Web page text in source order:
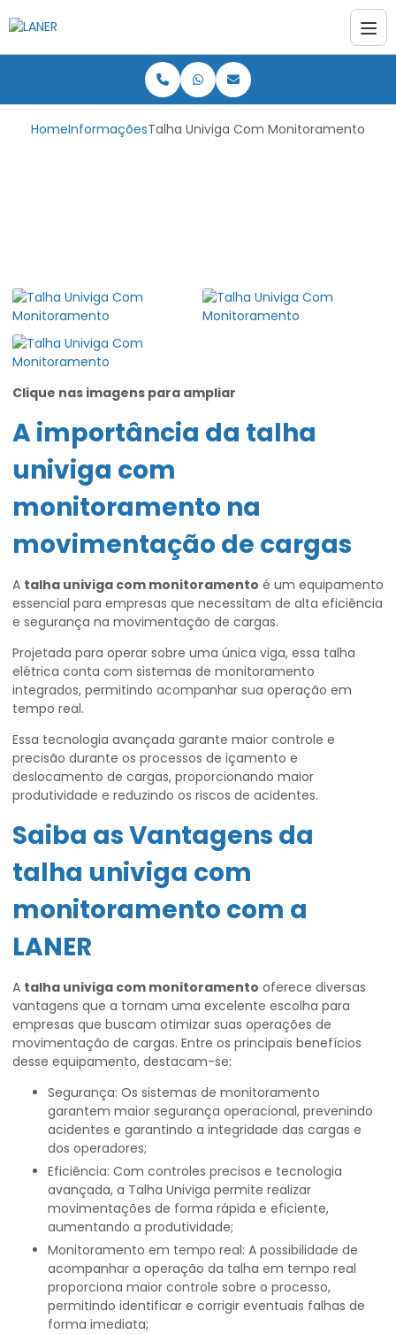
HomeInformaçõesTalha Univiga Com Monitoramento
Clique nas imagens para ampliar
A importância da talha
univiga com
monitoramento na
movimentação de cargas
A talha univiga com monitoramento é um equipamento
essencial para empresas que necessitam de alta eficiência
e segurança na movimentação de cargas.
Projetada para operar sobre uma única viga, essa talha
elétrica conta com sistemas de monitoramento
integrados, permitindo acompanhar sua operação em
tempo real.
Essa tecnologia avançada garante maior controle e
precisão durante os processos de içamento e
deslocamento de cargas, proporcionando maior
produtividade e reduzindo os riscos de acidentes.
Saiba as Vantagens da
talha univiga com
monitoramento com a
LANER
A talha univiga com monitoramento oferece diversas
vantagens que a tornam uma excelente escolha para
empresas que buscam otimizar suas operações de
movimentação de cargas. Entre os principais benefícios
desse equipamento, destacam-se:
Segurança: Os sistemas de monitoramento
garantem maior segurança operacional, prevenindo
acidentes e garantindo a integridade das cargas e
dos operadores;
Eficiência: Com controles precisos e tecnologia
avançada, a Talha Univiga permite realizar
movimentações de forma rápida e eficiente,
aumentando a produtividade;
Monitoramento em tempo real: A possibilidade de
acompanhar a operação da talha em tempo real
proporciona maior controle sobre o processo,
permitindo identificar e corrigir eventuais falhas de
forma imediata;